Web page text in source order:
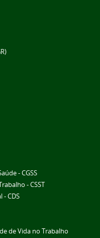
- CGSS
- CSST
- CDS
de Vida no Trabalho